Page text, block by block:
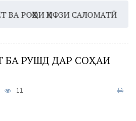
ҲИФЗИ САЛОМАТӢ
БА РУШД ДАР СОҲАИ
11